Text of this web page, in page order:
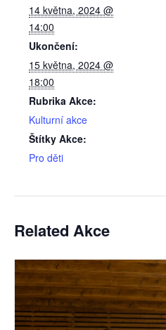
14 května, 2024 @
14:00
Ukončení:
15 května, 2024 @
18:00
Rubrika Akce:
Kulturní akce
Štítky Akce:
Pro děti
Related Akce